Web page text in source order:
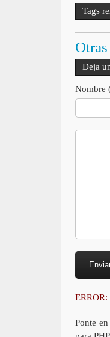
Tags
Deja
Nombre
ERROR:
Ponte